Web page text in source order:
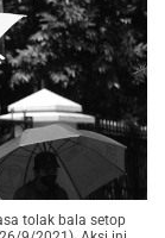
tolak bala setop